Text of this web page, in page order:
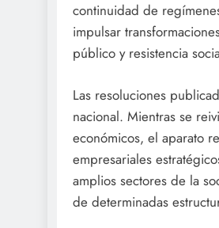
continuidad de
impulsar
público y resistencia
Las resoluciones
nacional. Mientras se
económicos, el aparato
empresariales
amplios sectores de la
de determinadas